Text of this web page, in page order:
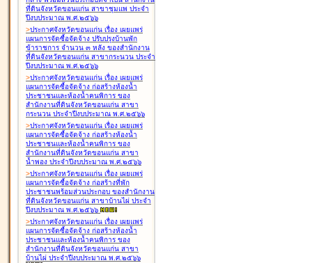
ที่ดินจังหวัดขอนแก่น สาขาชุมแพ ประจำ
ปีงบประมาณ พ.ศ.๒๕๖๖
>ประกาศจังหวัดขอนแก่น เรื่อง เผยแพร่
แผนการจัดซื้อจัดจ้าง ปรับปรุงบ้านพัก
ข้าราชการ จำนวน ๓ หลัง ของสำนักงาน
ที่ดินจังหวัดขอนแก่น สาขากระนวน ประจำ
ปีงบประมาณ พ.ศ.๒๕๖๖
>ประกาศจังหวัดขอนแก่น เรื่อง เผยแพร่
แผนการจัดซื้อจัดจ้าง ก่อสร้างห้องน้ำ
ประชาชนและห้องน้ำคนพิการ ของ
สำนักงานที่ดินจังหวัดขอนแก่น สาขา
กระนวน ประจำปีงบประมาณ พ.ศ.๒๕๖๖
>ประกาศจังหวัดขอนแก่น เรื่อง เผยแพร่
แผนการจัดซื้อจัดจ้าง ก่อสร้างห้องน้ำ
ประชาชนและห้องน้ำคนพิการ ของ
สำนักงานที่ดินจังหวัดขอนแก่น สาขา
น้ำพอง ประจำปีงบประมาณ พ.ศ.๒๕๖๖
>ประกาศจังหวัดขอนแก่น เรื่อง เผยแพร่
แผนการจัดซื้อจัดจ้าง ก่อสร้างที่พัก
ประชาชนพร้อมส่วนประกอบ ของสำนักงาน
ที่ดินจังหวัดขอนแก่น สาขาบ้านไผ่ ประจำ
ปีงบประมาณ พ.ศ.๒๕๖๖
>ประกาศจังหวัดขอนแก่น เรื่อง เผยแพร่
แผนการจัดซื้อจัดจ้าง ก่อสร้างห้องน้ำ
ประชาชนและห้องน้ำคนพิการ ของ
สำนักงานที่ดินจังหวัดขอนแก่น สาขา
บ้านไผ่ ประจำปีงบประมาณ พ.ศ.๒๕๖๖